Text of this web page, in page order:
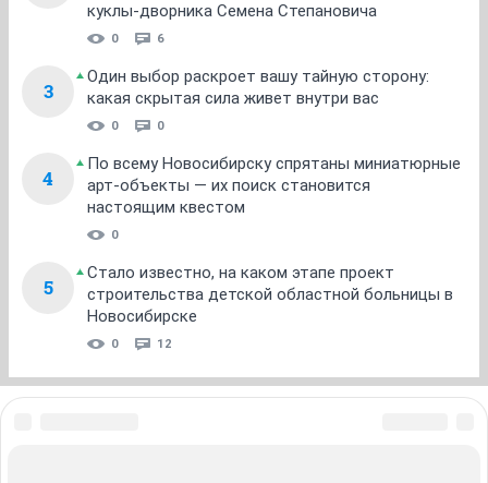
куклы-дворника Семена Степановича
0 6
3
Один выбор раскроет вашу тайную сторону:
какая скрытая сила живет внутри вас
0 0
4
По всему Новосибирску спрятаны миниатюрные
арт-объекты — их поиск становится
настоящим квестом
0
5
Стало известно, на каком этапе проект
строительства детской областной больницы в
Новосибирске
0 12